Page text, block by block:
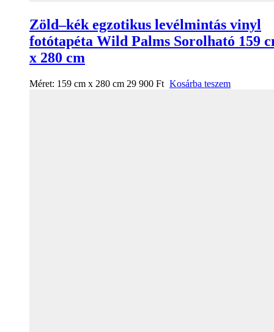
Zöld–kék egzotikus levélmintás vinyl
fotótapéta Wild Palms Sorolható 159
x 280 cm
Méret: 159 cm x 280 cm 29 900 Ft Kosárba teszem